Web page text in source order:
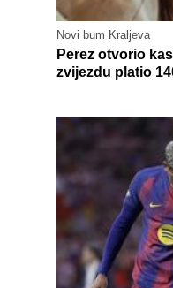
Novi bum Kraljeva
Perez otvorio
zvijezdu platio